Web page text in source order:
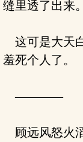
缝里透了出来。
这可是大天
羞死个人了。
————
顾远风怒火